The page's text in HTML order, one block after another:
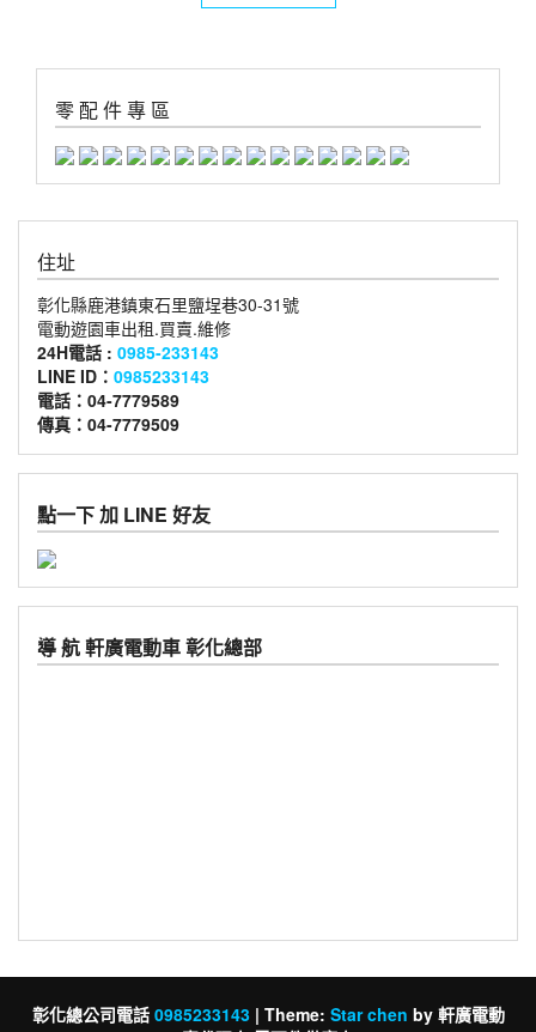
零 配 件 專 區
住址
彰化縣鹿港鎮東石里鹽埕巷30-31號
電動遊園車出租.買賣.維修
24H電話 : 0985-233143
LINE ID： 0985233143
電話：04-7779589
傳真：04-7779509
點一下 加 LINE 好友
導 航 軒廣電動車 彰化總部
彰化總公司電話 0985233143 | Theme: Star chen by 軒廣電動